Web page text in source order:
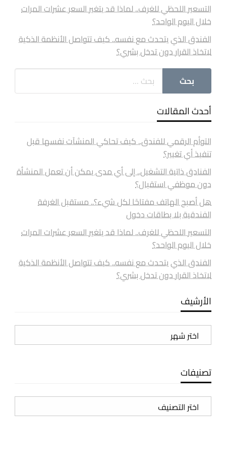
التسعير اللحظي للغرف.. لماذا قد يتغير السعر عشرات المرات
خلال اليوم الواحد؟
الفندق الذي يتحدث مع نفسه.. كيف تتواصل الأنظمة الذكية
لاتخاذ القرار دون تدخل بشري؟
أحدث المقالات
التوأم الرقمي للفندق.. كيف تحاكي المنشآت نفسها قبل
تنفيذ أي تغيير؟
الفنادق ذاتية التشغيل.. إلى أي مدى يمكن أن تعمل المنشأة
دون موظفي استقبال؟
هل أصبح الهاتف مفتاحًا لكل شيء؟.. مستقبل الغرفة
الفندقية بلا بطاقات دخول
التسعير اللحظي للغرف.. لماذا قد يتغير السعر عشرات المرات
خلال اليوم الواحد؟
الفندق الذي يتحدث مع نفسه.. كيف تتواصل الأنظمة الذكية
لاتخاذ القرار دون تدخل بشري؟
الأرشيف
الأرشيف
تصنيفات
تصنيفات